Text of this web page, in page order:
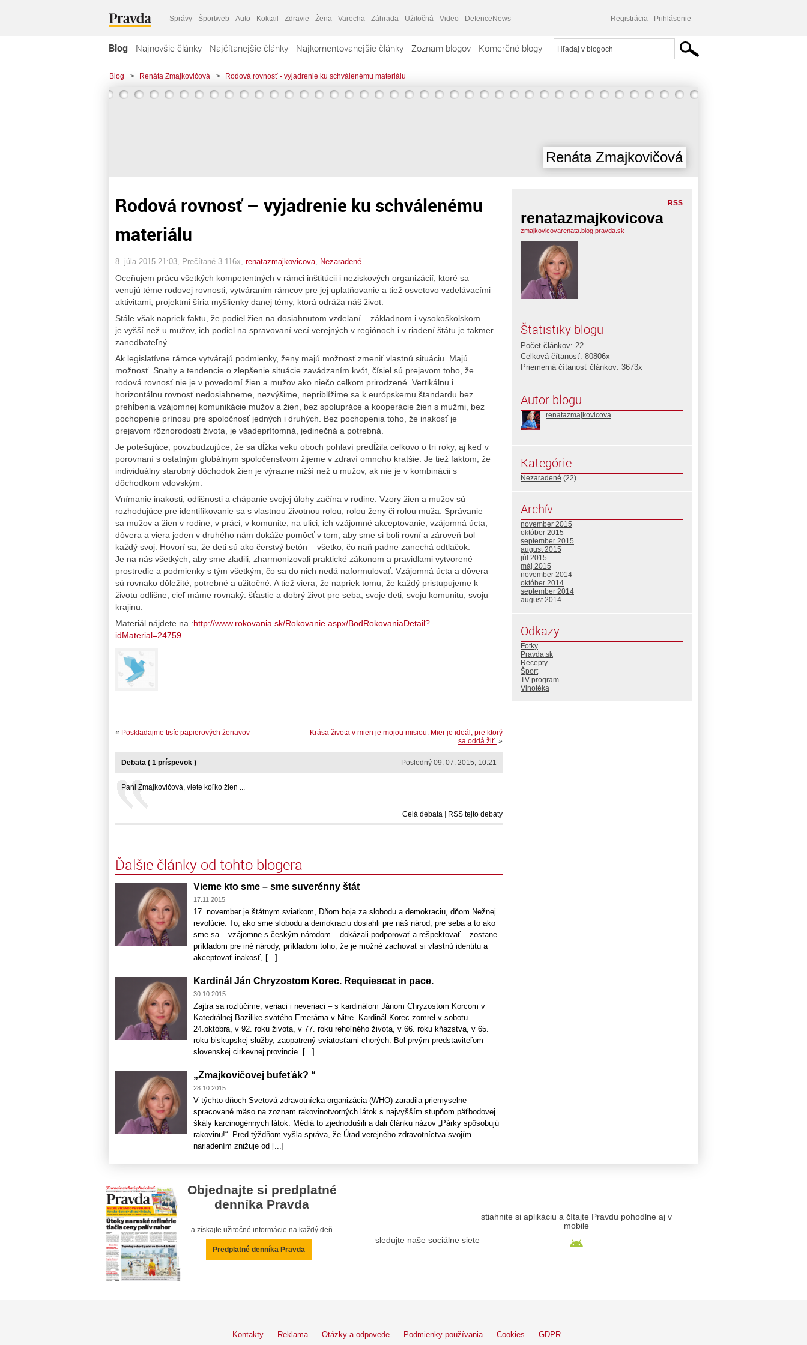
Správy Športweb Auto Koktail Zdravie Žena Varecha Záhrada Užitočná Video DefenceNews Registrácia Prihlásenie
Blog Najnovšie články Najčítanejšie články Najkomentovanejšie články Zoznam blogov Komerčné blogy
Blog > Renáta Zmajkovičová > Rodová rovnosť - vyjadrenie ku schválenému materiálu
Renáta Zmajkovičová
Rodová rovnosť – vyjadrenie ku schválenému
materiálu
8. júla 2015 21:03 , Prečítané 3 116x, renatazmajkovicova Nezaradené
Oceňujem prácu všetkých kompetentných v rámci inštitúcii i neziskových organizácií, ktoré sa
venujú téme rodovej rovnosti, vytváraním rámcov pre jej uplatňovanie a tiež osvetovo vzdelávacími
aktivitami, projektmi šíria myšlienky danej témy, ktorá odráža náš život.
Stále však napriek faktu, že podiel žien na dosiahnutom vzdelaní – základnom i vysokoškolskom –
je vyšší než u mužov, ich podiel na spravovaní vecí verejných v regiónoch i v riadení štátu je takmer
zanedbateľný.
Ak legislatívne rámce vytvárajú podmienky, ženy majú možnosť zmeniť vlastnú situáciu. Majú
možnosť. Snahy a tendencie o zlepšenie situácie zavádzaním kvót, čísiel sú prejavom toho, že
rodová rovnosť nie je v povedomí žien a mužov ako niečo celkom prirodzené. Vertikálnu i
horizontálnu rovnosť nedosiahneme, nezvýšime, nepriblížime sa k európskemu štandardu bez
prehĺbenia vzájomnej komunikácie mužov a žien, bez spolupráce a kooperácie žien s mužmi, bez
pochopenie prínosu pre spoločnosť jedných i druhých. Bez pochopenia toho, že inakosť je
prejavom rôznorodosti života, je všadeprítomná, jedinečná a potrebná.
Je potešujúce, povzbudzujúce, že sa dĺžka veku oboch pohlaví predĺžila celkovo o tri roky, aj keď v
porovnaní s ostatným globálnym spoločenstvom žijeme v zdraví omnoho kratšie. Je tiež faktom, že
individuálny starobný dôchodok žien je výrazne nižší než u mužov, ak nie je v kombinácii s
dôchodkom vdovským.
Vnímanie inakosti, odlišnosti a chápanie svojej úlohy začína v rodine. Vzory žien a mužov sú
rozhodujúce pre identifikovanie sa s vlastnou životnou rolou, rolou ženy či rolou muža. Správanie
sa mužov a žien v rodine, v práci, v komunite, na ulici, ich vzájomné akceptovanie, vzájomná úcta,
dôvera a viera jeden v druhého nám dokáže pomôcť v tom, aby sme si boli rovní a zároveň bol
každý svoj. Hovorí sa, že deti sú ako čerstvý betón – všetko, čo naň padne zanechá odtlačok.
Je na nás všetkých, aby sme zladili, zharmonizovali praktické zákonom a pravidlami vytvorené
prostredie a podmienky s tým všetkým, čo sa do nich nedá naformulovať. Vzájomná úcta a dôvera
sú rovnako dôležité, potrebné a užitočné. A tiež viera, že napriek tomu, že každý pristupujeme k
životu odlišne, cieľ máme rovnaký: šťastie a dobrý život pre seba, svoje deti, svoju komunitu, svoju
krajinu.
Materiál nájdete na :http://www.rokovania.sk/Rokovanie.aspx/BodRokovaniaDetail?
idMaterial=24759
Krása života v mieri je mojou misiou. Mier je ideál, pre ktorý
sa oddá žiť. »
« Poskladajme tisíc papierových žeriavov
Posledný 09. 07. 2015, 10:21
Debata ( 1 príspevok )
Pani Zmajkovičová, viete koľko žien ...
Celá debata RSS tejto debaty
Ďalšie články od tohto blogera
Vieme kto sme – sme suverénny štát
17.11.2015
17. november je štátnym sviatkom, Dňom boja za slobodu a demokraciu, dňom Nežnej
revolúcie. To, ako sme slobodu a demokraciu dosiahli pre náš národ, pre seba a to ako
sme sa – vzájomne s českým národom – dokázali podporovať a rešpektovať – zostane
príkladom pre iné národy, príkladom toho, že je možné zachovať si vlastnú identitu a
akceptovať inakosť, [...]
Kardinál Ján Chryzostom Korec. Requiescat in pace.
30.10.2015
Zajtra sa rozlúčime, veriaci i neveriaci – s kardinálom Jánom Chryzostom Korcom v
Katedrálnej Bazilike svätého Emeráma v Nitre. Kardinál Korec zomrel v sobotu
24.októbra, v 92. roku života, v 77. roku rehoľného života, v 66. roku kňazstva, v 65.
roku biskupskej služby, zaopatrený sviatosťami chorých. Bol prvým predstaviteľom
slovenskej cirkevnej provincie. [...]
„Zmajkovičovej bufeťák? “
28.10.2015
V týchto dňoch Svetová zdravotnícka organizácia (WHO) zaradila priemyselne
spracované mäso na zoznam rakovinotvorných látok s najvyšším stupňom päťbodovej
škály karcinogénnych látok. Médiá to zjednodušili a dali článku názov „Párky spôsobujú
rakovinu!“. Pred týždňom vyšla správa, že Úrad verejného zdravotníctva svojím
nariadením znižuje od [...]
RSS
renatazmajkovicova
zmajkovicovarenata.blog.pravda.sk
Štatistiky blogu
Počet článkov: 22
Celková čítanosť: 80806x
Priemerná čítanosť článkov: 3673x
Autor blogu
renatazmajkovicova
Kategórie
Nezaradené (22)
Archív
november 2015
október 2015
september 2015
august 2015
júl 2015
máj 2015
november 2014
október 2014
september 2014
august 2014
Odkazy
Fotky
Pravda.sk
Recepty
Šport
TV program
Vinotéka
Objednajte si predplatné
denníka Pravda
a získajte užitočné informácie na každý deň
Predplatné denníka Pravda
sledujte naše sociálne siete
stiahnite si aplikáciu a čítajte Pravdu pohodlne aj v
mobile
Kontakty Reklama Otázky a odpovede Podmienky používania Cookies GDPR